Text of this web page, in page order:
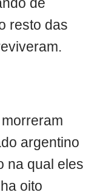
de
resto das
argentino
na qual eles
oito